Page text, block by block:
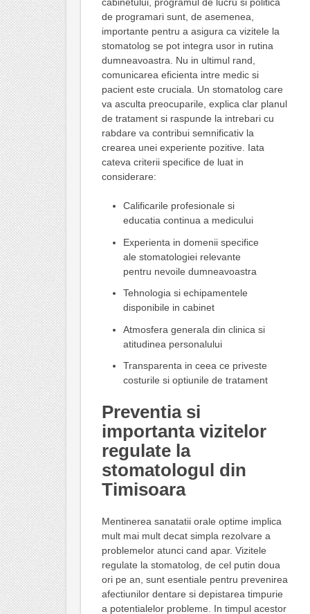
cabinetului, programul de lucru si politica
de programari sunt, de asemenea,
importante pentru a asigura ca vizitele la
stomatolog se pot integra usor in rutina
dumneavoastra. Nu in ultimul rand,
comunicarea eficienta intre medic si
pacient este cruciala. Un stomatolog care
va asculta preocuparile, explica clar planul
de tratament si raspunde la intrebari cu
rabdare va contribui semnificativ la
crearea unei experiente pozitive. Iata
cateva criterii specifice de luat in
considerare:
Calificarile profesionale si
educatia continua a medicului
Experienta in domenii specifice
ale stomatologiei relevante
pentru nevoile dumneavoastra
Tehnologia si echipamentele
disponibile in cabinet
Atmosfera generala din clinica si
atitudinea personalului
Transparenta in ceea ce priveste
costurile si optiunile de tratament
Preventia si
importanta vizitelor
regulate la
stomatologul din
Timisoara
Mentinerea sanatatii orale optime implica
mult mai mult decat simpla rezolvare a
problemelor atunci cand apar. Vizitele
regulate la stomatolog, de cel putin doua
ori pe an, sunt esentiale pentru prevenirea
afectiunilor dentare si depistarea timpurie
a potentialelor probleme. In timpul acestor